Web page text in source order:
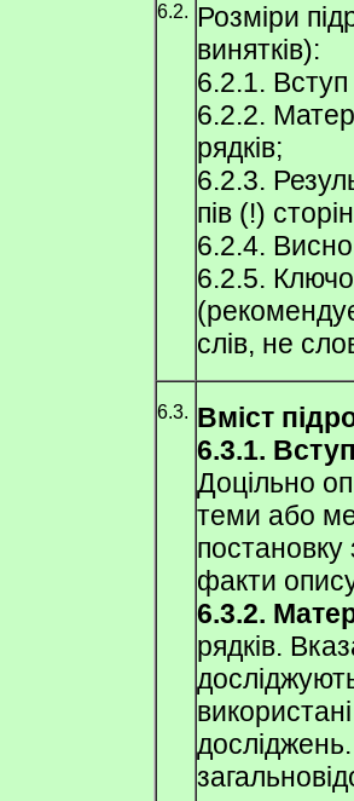
6.2. Розміри
винятків):
6.2.1. Вступ
6.2.2.
рядків;
6.2.3.
пів (!)
6.2.4.
6.2.5.
слів, не
6.3. Вміст
6.3.1.
Доцільно
теми або
постановку
факти
6.3.2.
рядків.